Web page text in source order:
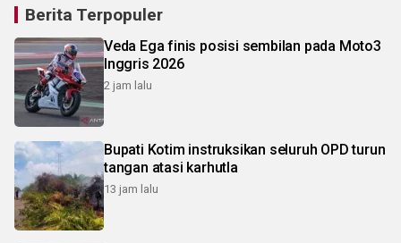
Berita Terpopuler
Veda Ega finis posisi sembilan pada Moto3
Inggris 2026
2 jam lalu
Bupati Kotim instruksikan seluruh OPD turun
tangan atasi karhutla
13 jam lalu